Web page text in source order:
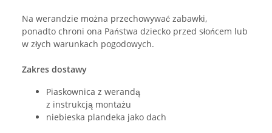
Na werandzie można przechowywać zabawki,
ponadto chroni ona Państwa dziecko przed słońcem lub
w złych warunkach pogodowych.
Zakres dostawy
Piaskownica z werandą
z instrukcją montażu
niebieska plandeka jako dach